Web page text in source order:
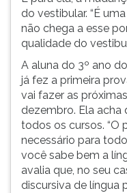
do vestibular. “É
não chega a esse
qualidade do
A aluna do 3º ano
já fez a primeira
vai fazer as
dezembro. Ela acha
todos os cursos. “O
necessário para
você sabe bem a
avalia que, no seu
discursiva de língua